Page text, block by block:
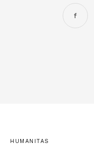
HUMANITAS